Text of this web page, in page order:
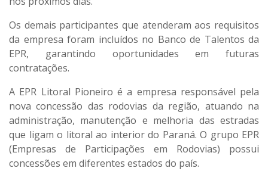
Os demais participantes que atenderam aos requisitos
da empresa foram incluídos no Banco de Talentos da
EPR, garantindo oportunidades em futuras
contratações.
A EPR Litoral Pioneiro é a empresa responsável pela
nova concessão das rodovias da região, atuando na
administração, manutenção e melhoria das estradas
que ligam o litoral ao interior do Paraná. O grupo EPR
(Empresas de Participações em Rodovias) possui
concessões em diferentes estados do país.